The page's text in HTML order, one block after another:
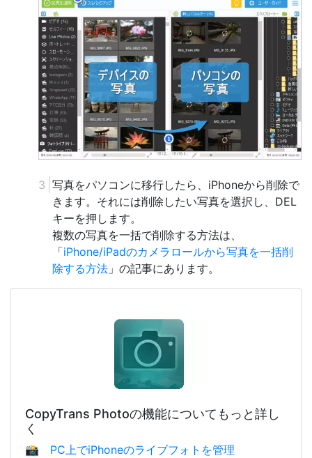
写真をパソコンに移行したら、iPhoneから削除で
きます。それには削除したい写真を選択し、DEL
キーを押します。
複数の写真を一括で削除する方法は、
「iPhone/iPadのカメラロールから写真を一括削
除する方法 」の記事にあります。
CopyTrans Photoの機能についてもっと詳し
く
📸 PC上でiPhoneのライブフォトを管理